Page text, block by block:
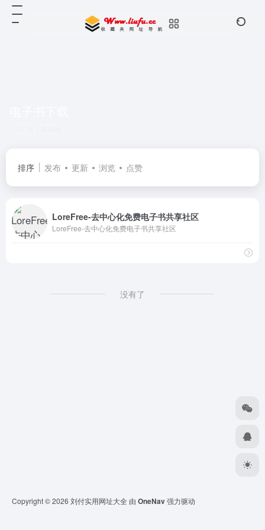
排序 发布 更新 浏览 点赞
LoreFree-去中心化免费电子书共享社区
LoreFree-去中心化免费电子书共享社区
没有了
Copyright © 2026 刘付实用网址大全 由 OneNav强力驱动